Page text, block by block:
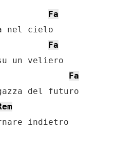
Fa
Fa
Fa
indietro